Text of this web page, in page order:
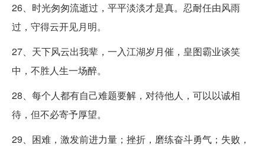
26、时光匆匆流逝过，平平淡淡才是真。忍耐任由风雨
过，守得云开见月明。
27、天下风云出我辈，一入江湖岁月催，皇图霸业谈笑
中，不胜人生一场醉。
28、每个人都有自己难题要解，对待他人，可以以诚相
待，但不必寄予厚望。
29、困难，激发前进力量；挫折，磨练奋斗勇气；失败，